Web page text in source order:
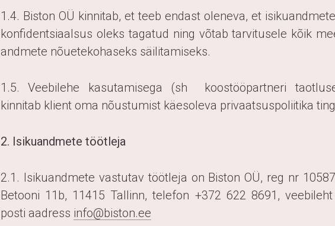
1.4. Biston OÜ kinnitab, et teeb endast oleneva, et
konfidentsiaalsus oleks tagatud ning võtab tarvitusele kõik
andmete nõuetekohaseks säilitamiseks.
1.5. Veebilehe kasutamisega (sh koostööpartneri
kinnitab klient oma nõustumist käesoleva privaatsuspoliitika
2. Isikuandmete töötleja
2.1. Isikuandmete vastutav töötleja on Biston OÜ, reg nr
Betooni 11b, 11415 Tallinn, telefon +372 622 8691,
posti aadress info@biston.ee